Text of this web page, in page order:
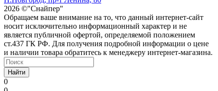
2026 ©"Снайпер"
Обращаем ваше внимание на то, что данный интернет-сайт
носит исключительно информационный характер и не
является публичной офертой, определяемой положением
ст.437 ГК РФ. Для получения подробной информации о цене
и наличии товара обратитесь к менеджеру интернет-магазина.
Найти
0